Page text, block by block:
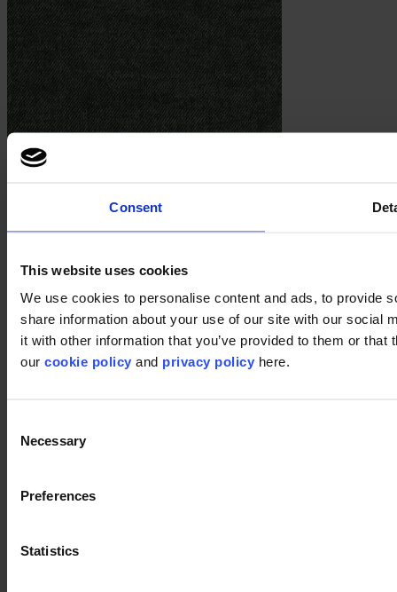
Consent
This website uses cookies
We use cookies to personalise content and ads, to provide
share information about your use of our site with our social
it with other information that you’ve provided to them or
our cookie policy and privacy policy here.
Selection
Necessary
Preferences
Statistics
Pattern 668
Image